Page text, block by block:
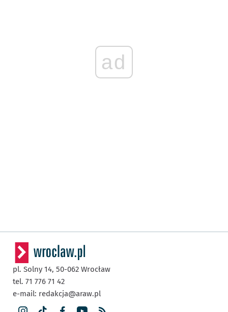
ad
pl. Solny 14, 50-062 Wrocław
tel. 71 776 71 42
e-mail: redakcja@araw.pl